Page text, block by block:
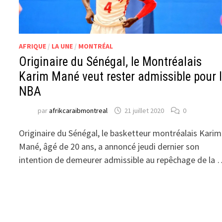
AFRIQUE / LA UNE / MONTRÉAL
Originaire du Sénégal, le Montréalais
Karim Mané veut rester admissible pour
NBA
parafrikcaraibmontreal 21 juillet 2020 0
Originaire du Sénégal, le basketteur montréalais Karim
Mané, âgé de 20 ans, a annoncé jeudi dernier son
intention de demeurer admissible au repêchage de la